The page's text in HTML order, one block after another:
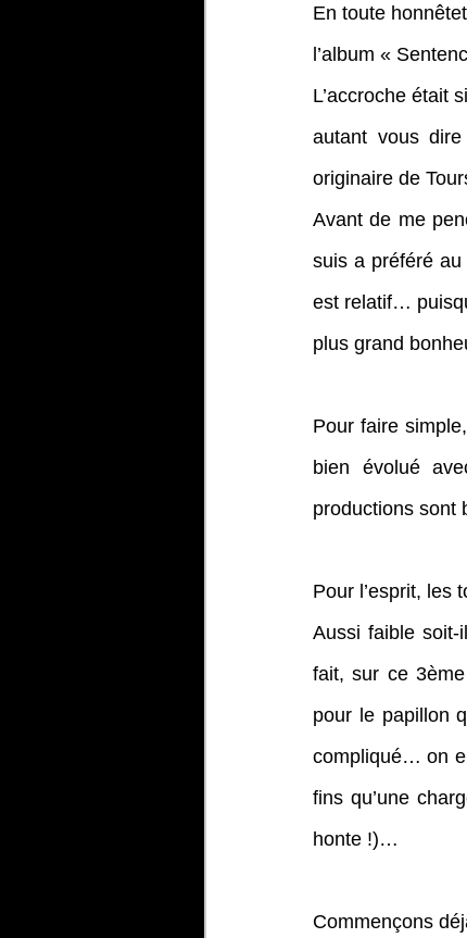
En toute
l’album «
L’accroche était
autant vous
originaire de
Avant de me
suis a préféré
est relatif…
plus grand
Pour faire
bien évolué
productions sont
Pour l’esprit, les
Aussi faible
fait, sur ce
pour le papillon
compliqué… on
fins qu’une
honte !)…
Commençons